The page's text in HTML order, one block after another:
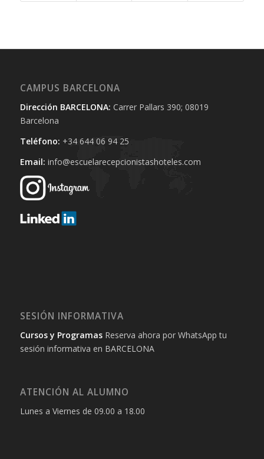
CAMPUS BARCELONA
Dirección BARCELONA: Carrer Pallars 390; 08019
Barcelona
Teléfono: +34 644 06 94 25‬
Email: info@escuelarecepcionistashoteles.com
SESIÓN INFORMATIVA
Cursos y ProgramasReserva ahora por WhatsApp tu
sesión informativa en BARCELONA
ATENCIÓN AL ALUMNO
Lunes a Viernes de 09.00 a 18.00